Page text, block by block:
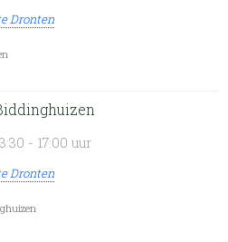
Dronten
- 17:00 uur
Dronten